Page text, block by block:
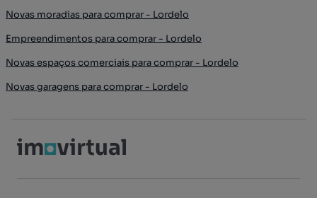
Novas moradias para comprar - Lordelo
Empreendimentos para comprar - Lordelo
Novas espaços comerciais para comprar - Lordelo
Novas garagens para comprar - Lordelo